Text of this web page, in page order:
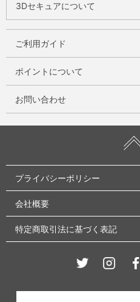
3Dセキュアについて
ご利用ガイド
ポイントについて
お問い合わせ
プライバシーポリシー
会社概要
特定商取引法に基づく表記
Twitter